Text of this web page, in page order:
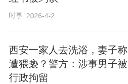
时事 2026-4-2
西安一家人去洗浴，妻子称
遭猥亵？警方：涉事男子被
行政拘留